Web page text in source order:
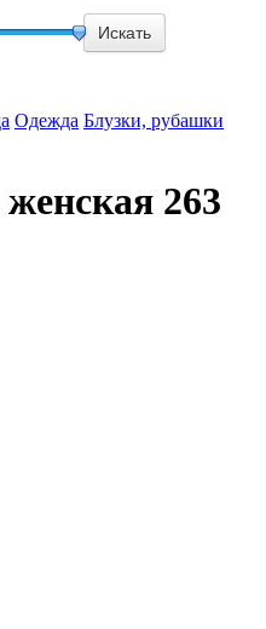
Одежда Блузки, рубашки
263